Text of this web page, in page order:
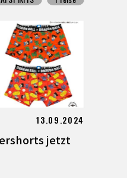
13.09.2024
jetzt